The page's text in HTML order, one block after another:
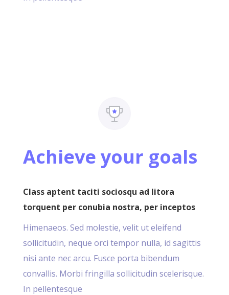
Achieve your goals
Class aptent taciti sociosqu ad litora
torquent per conubia nostra, per inceptos
Himenaeos. Sed molestie, velit ut eleifend
sollicitudin, neque orci tempor nulla, id sagittis
nisi ante nec arcu. Fusce porta bibendum
convallis. Morbi fringilla sollicitudin scelerisque.
In pellentesque